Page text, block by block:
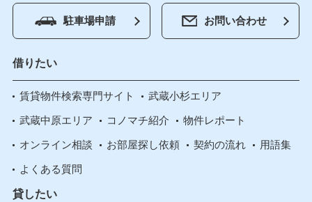
駐車場申請 お問い合わせ
借りたい
賃貸物件検索専門サイト 武蔵小杉エリア
武蔵中原エリア コノマチ紹介 物件レポート
オンライン相談 お部屋探し依頼 契約の流れ 用語集
よくある質問
貸したい